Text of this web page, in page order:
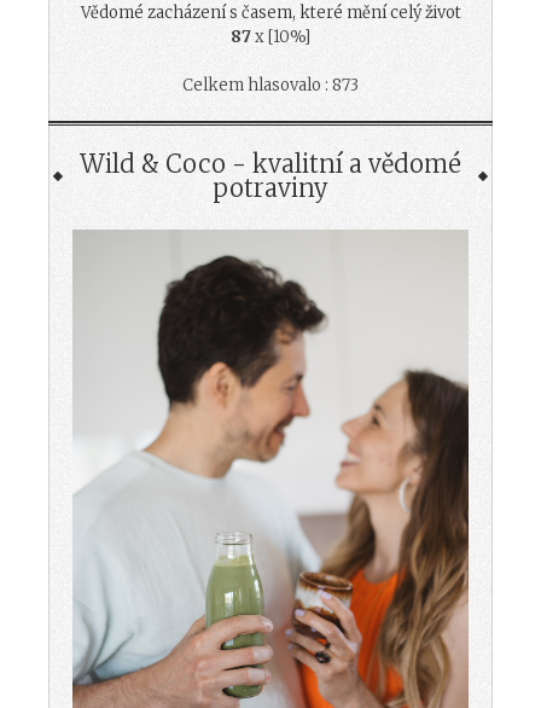
Vědomé zacházení s časem, které mění celý život
87x [10%]
Celkem hlasovalo : 873
Wild & Coco - kvalitní a vědomé
potraviny